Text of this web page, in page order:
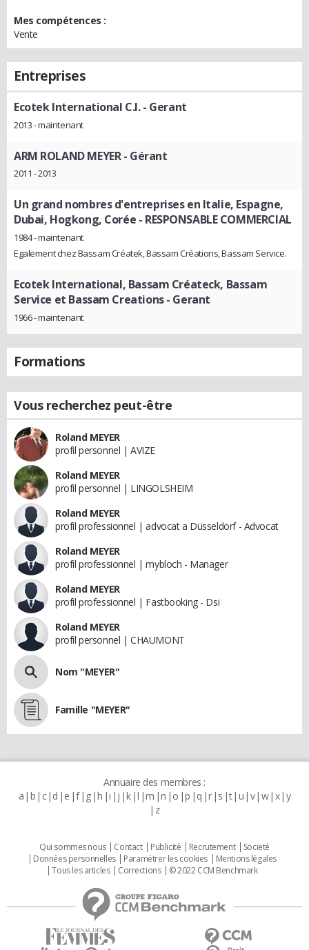
Mes compétences :
Vente
Entreprises
Ecotek International C.I.- Gerant
2013 - maintenant
ARM ROLAND MEYER- Gérant
2011 - 2013
Un grand nombres d'entreprises en Italie, Espagne,
Dubai, Hogkong, Corée - RESPONSABLE COMMERCIAL
1984 - maintenant
Egalement chez Bassam Créatek, Bassam Créations, Bassam Service.
Ecotek International, Bassam Créateck, Bassam
Service et Bassam Creations- Gerant
1966 - maintenant
Formations
Vous recherchez peut-être
Roland MEYER
profil personnel | AVIZE
Roland MEYER
profil personnel | LINGOLSHEIM
Roland MEYER
profil professionnel | advocat a Düsseldorf - Advocat
Roland MEYER
profil professionnel | mybloch - Manager
Roland MEYER
profil professionnel | Fastbooking - Dsi
Roland MEYER
profil personnel | CHAUMONT
Nom "MEYER"
Famille "MEYER"
Annuaire des membres :
a b c d e f g h i j k l m n o p q r s t u v w x y
z
Qui sommes nous Contact Publicité Recrutement
Societé
Données personnelles
Paramétrer les cookies
Mentions légales
Tous les articles
Corrections © 2022 CCM Benchmark